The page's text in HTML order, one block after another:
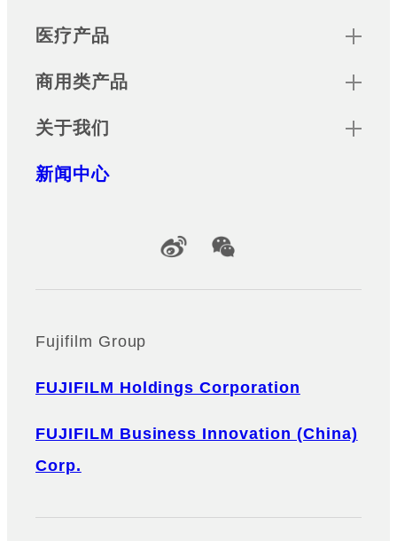
医疗产品
商用类产品
关于我们
新闻中心
Official Social Media Accounts
Fujifilm Group
FUJIFILM Holdings Corporation
FUJIFILM Business Innovation (China)
Corp.